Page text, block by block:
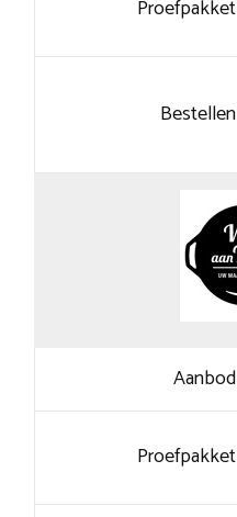
Proefpakket
Bestellen
Aanbod
Proefpakket